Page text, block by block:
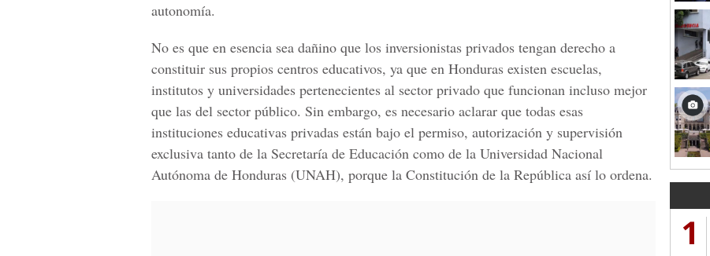
autonomía.
No es que en esencia sea dañino que los inversionistas privados tengan derecho a
constituir sus propios centros educativos, ya que en Honduras existen escuelas,
institutos y universidades pertenecientes al sector privado que funcionan incluso mejor
que las del sector público. Sin embargo, es necesario aclarar que todas esas
instituciones educativas privadas están bajo el permiso, autorización y supervisión
exclusiva tanto de la Secretaría de Educación como de la Universidad Nacional
Autónoma de Honduras (UNAH), porque la Constitución de la República así lo ordena.
1